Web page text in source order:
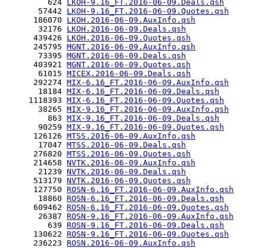
         624
LKOH-9.16_FT.2016-06-09.Deals.qsh
       57442
LKOH-9.16_FT.2016-06-09.Quotes.qsh
      186070
LKOH.2016-06-09.AuxInfo.qsh
       32176
LKOH.2016-06-09.Deals.qsh
      439426
LKOH.2016-06-09.Quotes.qsh
      245795
MGNT.2016-06-09.AuxInfo.qsh
       73395
MGNT.2016-06-09.Deals.qsh
      403921
MGNT.2016-06-09.Quotes.qsh
       61015
MICEX.2016-06-09.Deals.qsh
      292274
MIX-6.16_FT.2016-06-09.AuxInfo.qsh
       18184
MIX-6.16_FT.2016-06-09.Deals.qsh
     1118393
MIX-6.16_FT.2016-06-09.Quotes.qsh
       38265
MIX-9.16_FT.2016-06-09.AuxInfo.qsh
         863
MIX-9.16_FT.2016-06-09.Deals.qsh
       90259
MIX-9.16_FT.2016-06-09.Quotes.qsh
      126126
MTSS.2016-06-09.AuxInfo.qsh
       17047
MTSS.2016-06-09.Deals.qsh
      276820
MTSS.2016-06-09.Quotes.qsh
      214658
NVTK.2016-06-09.AuxInfo.qsh
       21239
NVTK.2016-06-09.Deals.qsh
      513179
NVTK.2016-06-09.Quotes.qsh
      127750
ROSN-6.16_FT.2016-06-09.AuxInfo.qsh
       18860
ROSN-6.16_FT.2016-06-09.Deals.qsh
      609462
ROSN-6.16_FT.2016-06-09.Quotes.qsh
       26387
ROSN-9.16_FT.2016-06-09.AuxInfo.qsh
         639
ROSN-9.16_FT.2016-06-09.Deals.qsh
      130622
ROSN-9.16_FT.2016-06-09.Quotes.qsh
      236223
ROSN.2016-06-09.AuxInfo.qsh